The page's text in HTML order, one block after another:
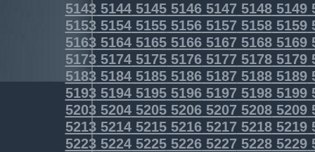
5143514451455146514751485149
5153515451555156515751585159
5163516451655166516751685169
5173517451755176517751785179
5183518451855186518751885189
5193519451955196519751985199
5203520452055206520752085209
5213521452155216521752185219
5223522452255226522752285229